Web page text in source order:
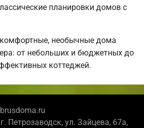
планировки домов с
необычные дома
от небольших и бюджетных до
коттеджей.
Петрозаводск, ул. Зайцева, 67а,